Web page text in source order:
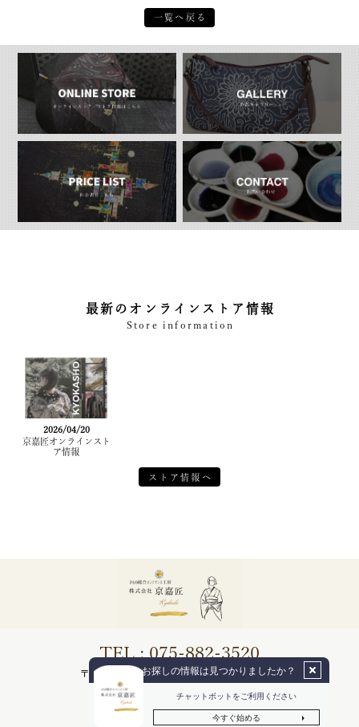
一覧へ戻る
最新のオンラインストア情報
Store information
2026/04/20
京嘉匠オンラインスト
ア情報
ストア情報へ
TEL : 075-882-3520
〒615-0915 京都市右京区梅津南町1-4 山創ビル2F